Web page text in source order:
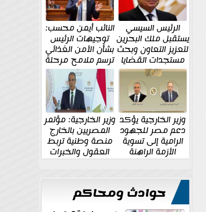
الرئيس السيسي
يستقبل ملك البحرين
لتعزيز التعاون وبحث
مستجدات القضايا
الإقليمية والدولية
النائب أيمن محسب:
توجيهات الرئيس
بشأن الأمن الغذائي
ترسم ملامح مرحلة
جديدة
وزير الخارجية يؤكد
دعم مصر للجهود
الرامية إلى تسوية
الأزمة الراهنة
وزير الخارجية: مؤتمر
المصريين بالخارج
منصة وطنية تربط
العقول والخبرات
المصرية بالدولة
حوادث ومحاكم